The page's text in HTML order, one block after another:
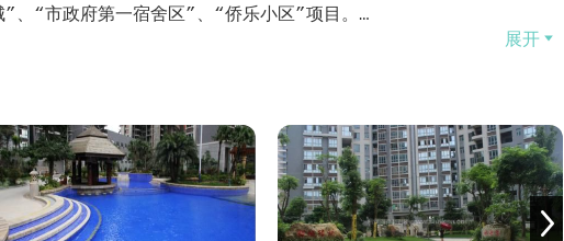
“市政府第一宿舍区”、“侨乐小区”项目。
品牌”为质量方针，“以客户为中心，以服务创品牌，以管理为根本，
力为业户提供与时俱进的增值服务。公司铭记“以客为尊、至诚服
索服务内涵、努力提升服务水平，确保让客户实现从需求到满意的转
优”的企业精神。通过借助科学规范的管理体制和同行业的先进管理经
务实的服务精神，不断夯实物业管理基础服务；以科学的理念因地制宜
展开 